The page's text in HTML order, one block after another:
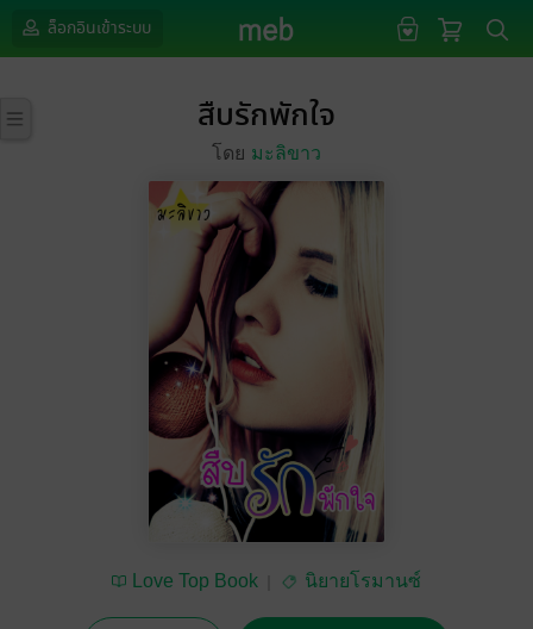
ล็อกอินเข้าระบบ
สืบรักพักใจ
โดย มะลิขาว
Love Top Book นิยายโรมานซ์